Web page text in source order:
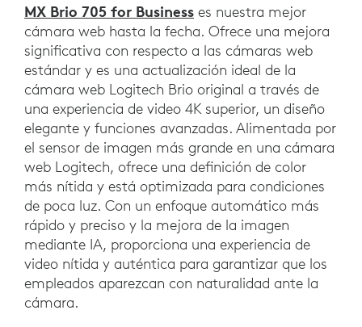
MX Brio 705 for Business es nuestra mejor
cámara web hasta la fecha. Ofrece una mejora
significativa con respecto a las cámaras web
estándar y es una actualización ideal de la
cámara web Logitech Brio original a través de
una experiencia de video 4K superior, un diseño
elegante y funciones avanzadas. Alimentada por
el sensor de imagen más grande en una cámara
web Logitech, ofrece una definición de color
más nítida y está optimizada para condiciones
de poca luz. Con un enfoque automático más
rápido y preciso y la mejora de la imagen
mediante IA, proporciona una experiencia de
video nítida y auténtica para garantizar que los
empleados aparezcan con naturalidad ante la
cámara.